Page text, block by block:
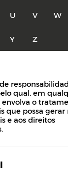
U V W
Y Z
qual, em
envolva o
que possa gerar
e aos direitos